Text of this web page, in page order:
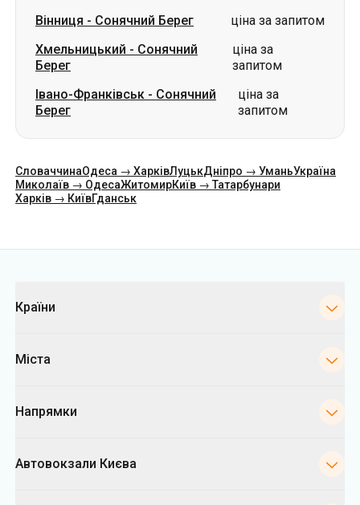
Вінниця - Сонячний Берег
ціна за запитом
Хмельницький - Сонячний
Берег
ціна за
запитом
Івано-Франківськ - Сонячний
Берег
ціна за
запитом
СловаччинаОдеса → ХарківЛуцькДніпро → УманьУкраїна
Миколаїв → ОдесаЖитомирКиїв → Татарбунари
Харків → КиївГданськ
Країни
Міста
Напрямки
Автовокзали Києва